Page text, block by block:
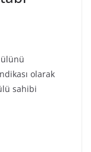
olarak
sahibi